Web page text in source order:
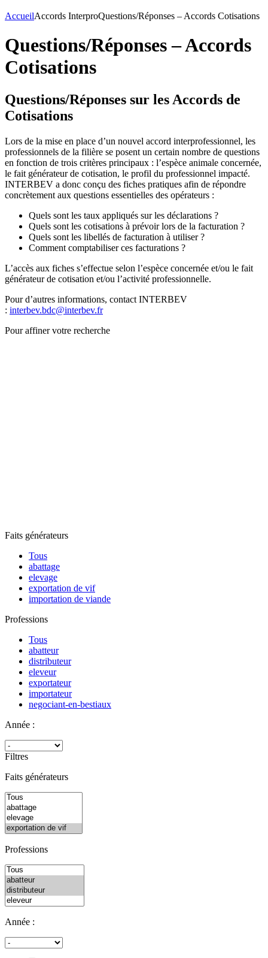
AccueilAccords InterproQuestions/Réponses – Accords Cotisations
Questions/Réponses – Accords
Cotisations
Questions/Réponses sur les Accords de
Cotisations
Lors de la mise en place d’un nouvel accord interprofessionnel, les
professionnels de la filière se posent un certain nombre de questions
en fonction de trois critères principaux : l’espèce animale concernée,
le fait générateur de cotisation, le profil du professionnel impacté.
INTERBEV a donc conçu des fiches pratiques afin de répondre
concrètement aux questions essentielles des opérateurs :
Quels sont les taux appliqués sur les déclarations ?
Quels sont les cotisations à prévoir lors de la facturation ?
Quels sont les libellés de facturation à utiliser ?
Comment comptabiliser ces facturations ?
L’accès aux fiches s’effectue selon l’espèce concernée et/ou le fait
générateur de cotisation et/ou l’activité professionnelle.
Pour d’autres informations, contact INTERBEV
: interbev.bdc@interbev.fr
Pour affiner votre recherche
Faits générateurs
Tous
abattage
elevage
exportation de vif
importation de viande
Professions
Tous
abatteur
distributeur
eleveur
exportateur
importateur
negociant-en-bestiaux
Année :
Filtres
Faits générateurs
Professions
Année :